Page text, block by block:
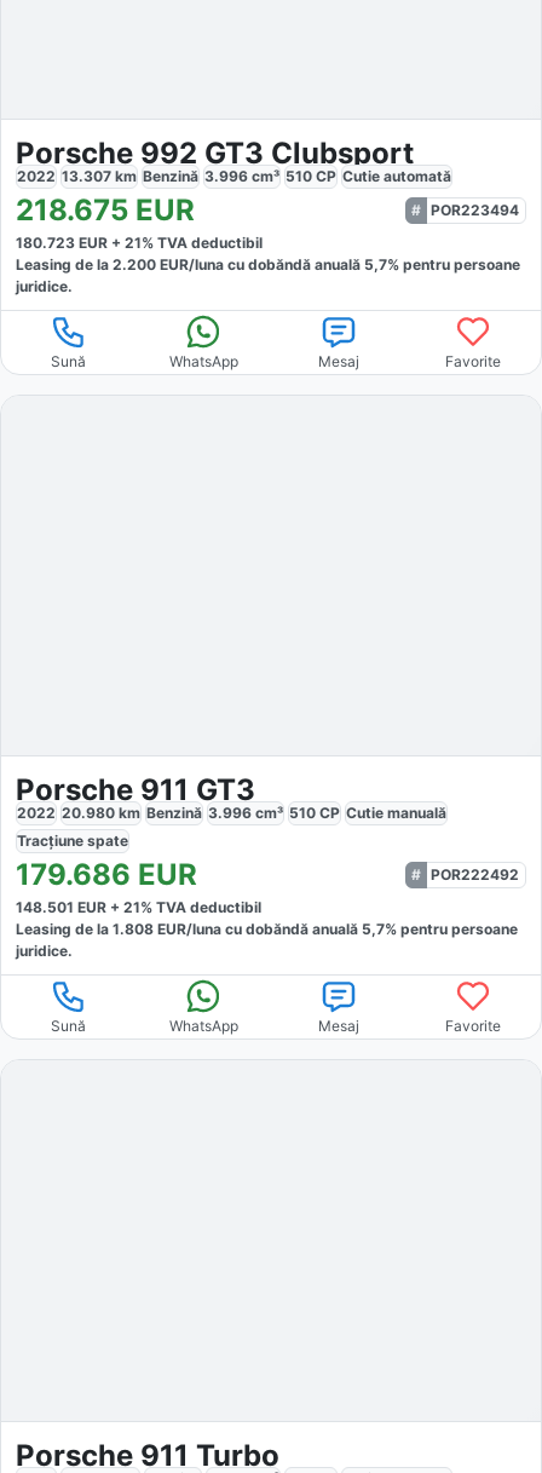
Porsche 992 GT3 Clubsport
2022 13.307 km Benzină 3.996 cm³ 510 CP Cutie automată
218.675 EUR
POR223494
180.723 EUR + 21% TVA deductibil
Leasing de la 2.200 EUR/luna cu dobăndă anuală 5,7% pentru persoane
juridice.
Sună WhatsApp Mesaj Favorite
Porsche 911 GT3
2022 20.980 km Benzină 3.996 cm³ 510 CP Cutie manuală
Tracțiune spate
179.686 EUR
POR222492
148.501 EUR + 21% TVA deductibil
Leasing de la 1.808 EUR/luna cu dobăndă anuală 5,7% pentru persoane
juridice.
Sună WhatsApp Mesaj Favorite
Porsche 911 Turbo